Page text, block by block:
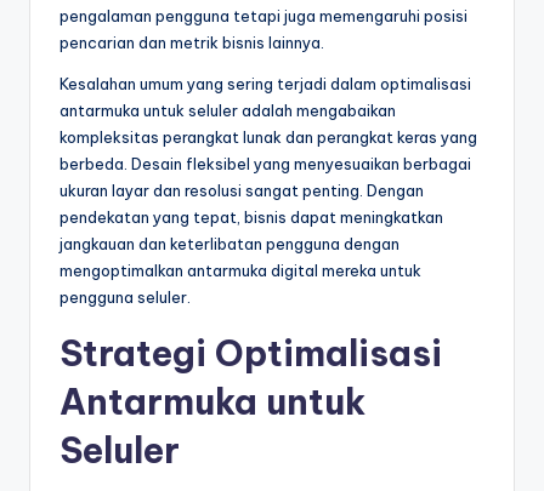
pengalaman pengguna tetapi juga memengaruhi posisi
pencarian dan metrik bisnis lainnya.
Kesalahan umum yang sering terjadi dalam optimalisasi
antarmuka untuk seluler adalah mengabaikan
kompleksitas perangkat lunak dan perangkat keras yang
berbeda. Desain fleksibel yang menyesuaikan berbagai
ukuran layar dan resolusi sangat penting. Dengan
pendekatan yang tepat, bisnis dapat meningkatkan
jangkauan dan keterlibatan pengguna dengan
mengoptimalkan antarmuka digital mereka untuk
pengguna seluler.
Strategi Optimalisasi
Antarmuka untuk
Seluler